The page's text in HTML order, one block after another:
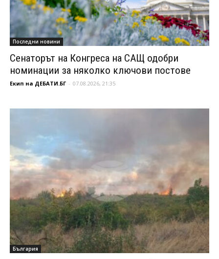
Последни новини
Сенаторът на Конгреса на САЩ одобри
номинации за няколко ключови постове
Екип на ДЕБАТИ.БГ - 07.08.2026, 21:35
България